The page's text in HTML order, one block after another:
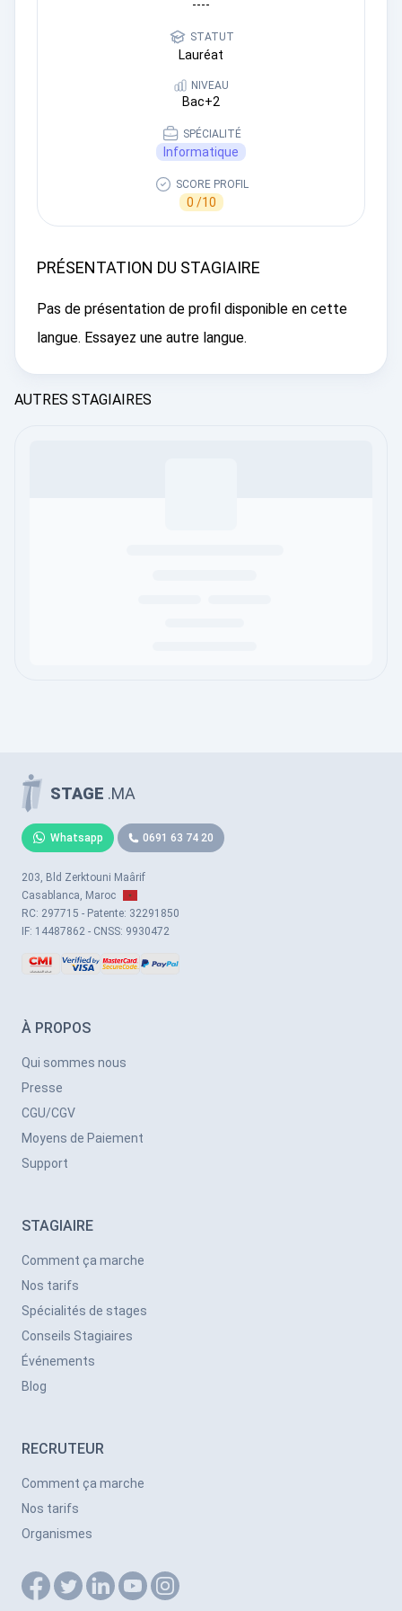
----
STATUT
Lauréat
NIVEAU
Bac+2
SPÉCIALITÉ
Informatique
SCORE PROFIL
0 /10
PRÉSENTATION DU STAGIAIRE
Pas de présentation de profil disponible en cette
langue. Essayez une autre langue.
AUTRES STAGIAIRES
À PROPOS
Qui sommes nous
Presse
CGU/CGV
Moyens de Paiement
Support
STAGIAIRE
Comment ça marche
Nos tarifs
Spécialités de stages
Conseils Stagiaires
Événements
Blog
RECRUTEUR
Comment ça marche
Nos tarifs
Organismes
STAGE .MA
Whatsapp 0691 63 74 20
203, Bld Zerktouni Maârif
Casablanca, Maroc
RC: 297715 - Patente: 32291850
IF: 14487862 - CNSS: 9930472